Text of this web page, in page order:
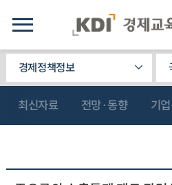
경제정책정보
최신자료 전망·동향 기